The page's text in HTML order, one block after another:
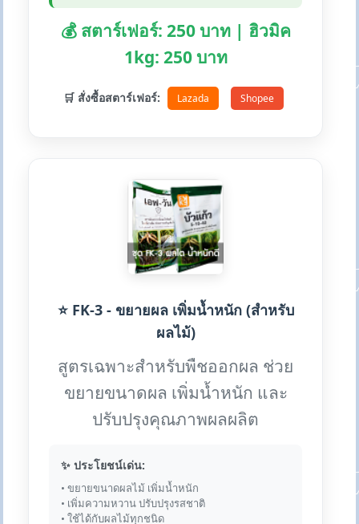
💰 สตาร์เฟอร์: 250 บาท | ฮิวมิค
1kg: 250 บาท
🛒 สั่งซื้อสตาร์เฟอร์: Lazada Shopee
⭐ FK-3 - ขยายผล เพิ่มน้ำหนัก (สำหรับ
ผลไม้)
สูตรเฉพาะสำหรับพืชออกผล ช่วย
ขยายขนาดผล เพิ่มน้ำหนัก และ
ปรับปรุงคุณภาพผลผลิต
✨ ประโยชน์เด่น:
• ขยายขนาดผลไม้ เพิ่มน้ำหนัก
• เพิ่มความหวาน ปรับปรุงรสชาติ
• ใช้ได้กับผลไม้ทุกชนิด